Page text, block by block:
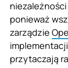
ponieważ
zarządzie
przytaczają